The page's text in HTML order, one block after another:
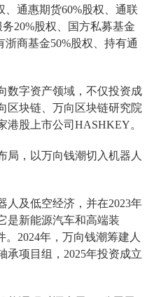
、通惠期货60%股权、通联
20%股权、国方私募基金
浙商基金50%股权、持有通
数字资产领域，不仅投资成
区块链、万向区块链研究院
港股上市公司HASHKEY。
局，以万向钱潮切入机器人
人及低空经济，并在2023年
是新能源汽车和高端装
2024年，万向钱潮筹建人
承项目组，2025年投资成立